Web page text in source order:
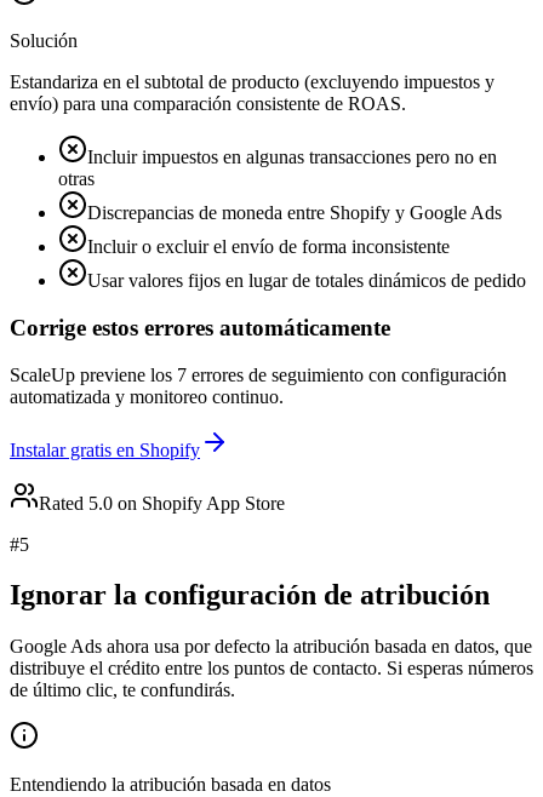
Solución
Estandariza en el subtotal de producto (excluyendo impuestos y
envío) para una comparación consistente de ROAS.
Incluir impuestos en algunas transacciones pero no en
otras
Discrepancias de moneda entre Shopify y Google Ads
Incluir o excluir el envío de forma inconsistente
Usar valores fijos en lugar de totales dinámicos de pedido
Corrige estos errores automáticamente
ScaleUp previene los 7 errores de seguimiento con configuración
automatizada y monitoreo continuo.
Instalar gratis en Shopify
Rated 5.0 on Shopify App Store
#5
Ignorar la configuración de atribución
Google Ads ahora usa por defecto la atribución basada en datos, que
distribuye el crédito entre los puntos de contacto. Si esperas números
de último clic, te confundirás.
Entendiendo la atribución basada en datos